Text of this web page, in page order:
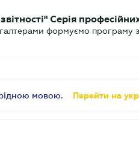
Серія
мовою. Перейти на